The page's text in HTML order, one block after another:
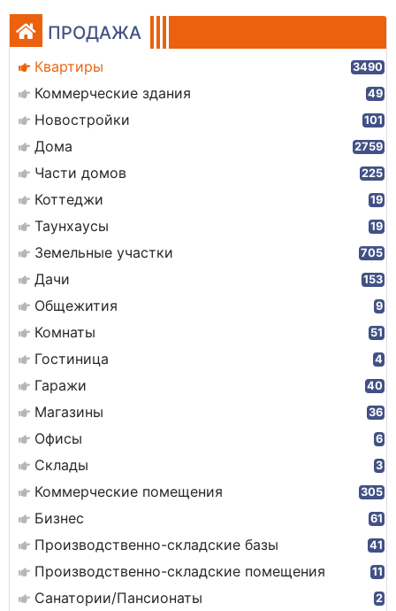
ПРОДАЖА
Квартиры 3490
Коммерческие здания 49
Новостройки 101
Дома 2759
Части домов 225
Коттеджи 19
Таунхаусы 19
Земельные участки 705
Дачи 153
Общежития 9
Комнаты 51
Гостиница 4
Гаражи 40
Магазины 36
Офисы 6
Склады 3
Коммерческие помещения 305
Бизнес 61
Производственно-складские базы 41
Производственно-складские помещения 11
Санатории/Пансионаты 2